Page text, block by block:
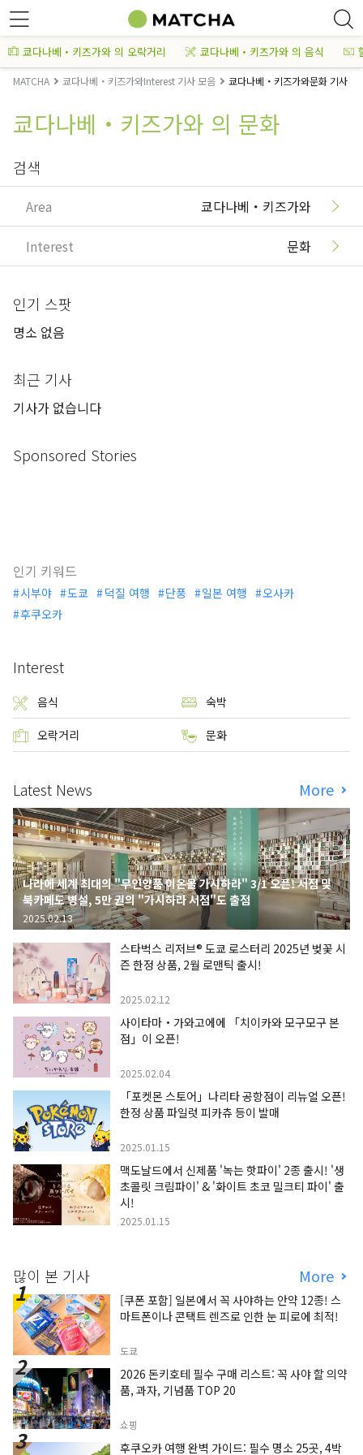
쿄다나베・키즈가와 의 오락거리 쿄다나베・키즈가와 의 음식
MATCHA 쿄다나베・키즈가와Interest 기사 모음 쿄다나베・키즈가와문화 기사 모
쿄다나베・키즈가와 의 문화
검색
Area 쿄다나베・키즈가와
Interest 문화
인기 스팟
명소 없음
최근 기사
기사가 없습니다
Sponsored Stories
인기 키워드
시부야 도쿄 덕질 여행 단풍 일본 여행
오사카
후쿠오카
Interest
음식 숙박
오락거리 문화
Latest News More
나라에 세계 최대의 "무인양품 이온몰 가시하라" 3/1 오픈! 서점 및
북카페도 병설, 5만 권의 "가시하라 서점"도 출점
2025.02.13
스타벅스 리저브® 도쿄 로스터리 2025년 벚꽃 시
즌 한정 상품, 2월 로맨틱 출시!
2025.02.12
사이타마・가와고에에 「치이카와 모구모구 본
점」이 오픈!
2025.02.04
「포켓몬 스토어」나리타 공항점이 리뉴얼 오픈!
한정 상품 파일럿 피카츄 등이 발매
2025.01.15
맥도날드에서 신제품 '녹는 핫파이' 2종 출시! '생
초콜릿 크림파이' & '화이트 초코 밀크티 파이' 출
시!
2025.01.15
많이 본 기사 More
[쿠폰 포함] 일본에서 꼭 사야하는 안약 12종! 스
마트폰이나 콘택트 렌즈로 인한 눈 피로에 최적!
도쿄
2026 돈키호테 필수 구매 리스트: 꼭 사야 할 의약
품, 과자, 기념품 TOP 20
쇼핑
후쿠오카 여행 완벽 가이드: 필수 명소 25곳, 4박